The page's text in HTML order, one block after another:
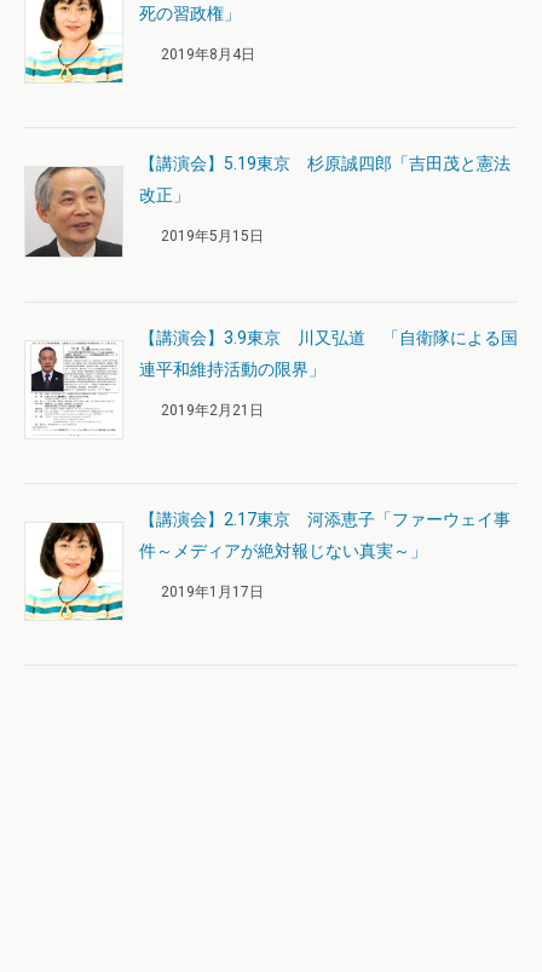
死の習政権」
2019年8月4日
【講演会】5.19東京 杉原誠四郎「吉田茂と憲法
改正」
2019年5月15日
【講演会】3.9東京 川又弘道 「自衛隊による国
連平和維持活動の限界」
2019年2月21日
【講演会】2.17東京 河添恵子「ファーウェイ事
件～メディアが絶対報じない真実～」
2019年1月17日